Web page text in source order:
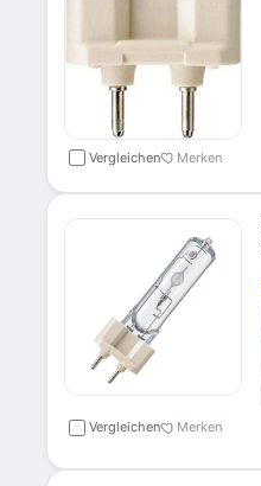
Vergleichen Merken
Vergleichen Merken